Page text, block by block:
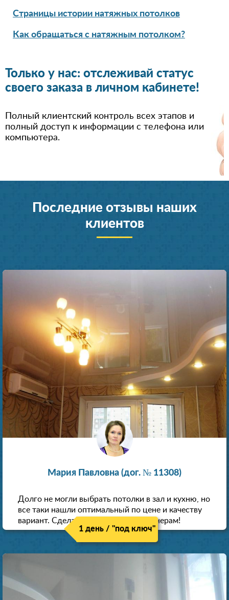
Страницы истории натяжных потолков
Как обращаться с натяжным потолком?
Только у нас: отслеживай статус
своего заказа в личном кабинете!
Полный клиентский контроль всех этапов и
полный доступ к информации с телефона или
компьютера.
Последние отзывы наших
клиентов
Мария Павловна (дог. № 11308)
Долго не могли выбрать потолки в зал и кухню, но
все таки нашли оптимальный по цене и качеству
вариант. Сделали скидку как пенсионерам!
1 день / "под ключ"